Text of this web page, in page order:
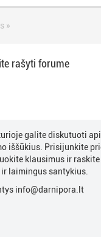
»
rašyti forume
galite diskutuoti
iššūkius. Prisijunkite
klausimus ir raskite
laimingus santykius.
info@darnipora.lt